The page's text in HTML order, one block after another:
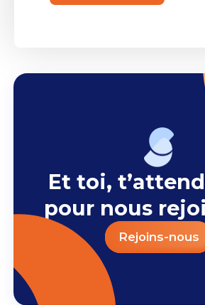
Et toi,
pour nous
Rejoins-nous